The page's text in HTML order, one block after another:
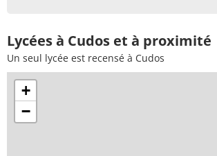
Lycées à Cudos et à proximité
Un seul lycée est recensé à Cudos
+
−